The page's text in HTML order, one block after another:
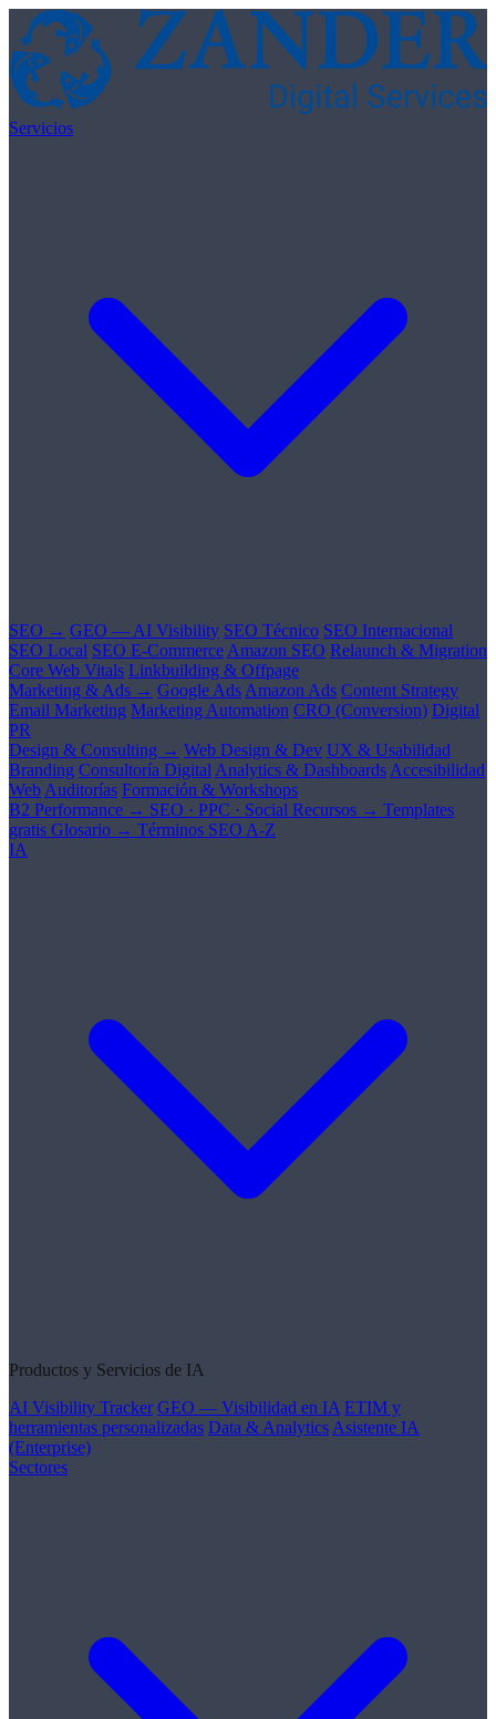
Skip to content
Servicios
SEO → GEO — AI Visibility SEO Técnico SEO Internacional
SEO Local SEO E-Commerce Amazon SEO Relaunch & Migration
Core Web Vitals Linkbuilding & Offpage
Marketing & Ads → Google Ads Amazon Ads Content Strategy
Email Marketing Marketing Automation CRO (Conversion) Digital
PR
Design & Consulting → Web Design & Dev UX & Usabilidad
Branding Consultoría Digital Analytics & Dashboards Accesibilidad
Web Auditorías Formación & Workshops
B2 Performance → SEO · PPC · Social Recursos → Templates
gratis Glosario → Términos SEO A-Z
IA
Productos y Servicios de IA
AI Visibility Tracker GEO — Visibilidad en IA ETIM y
herramientas personalizadas Data & Analytics Asistente IA
(Enterprise)
Sectores